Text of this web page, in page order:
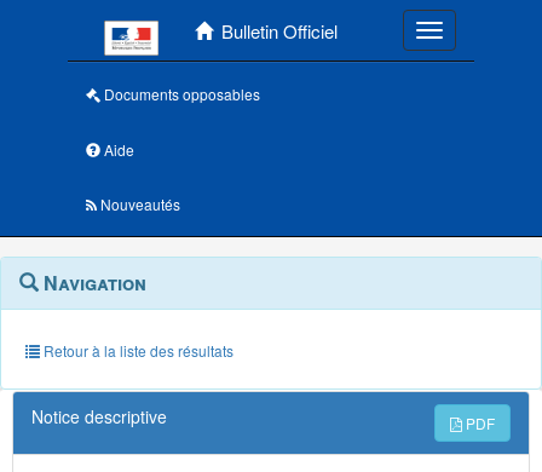
Bulletin Officiel Toggle
Documents opposables
Aide
Nouveautés
Navigation
outils
annexes
Menu
contextuel
Navigation
Retour à la liste des résultats
Notice descriptive PDF